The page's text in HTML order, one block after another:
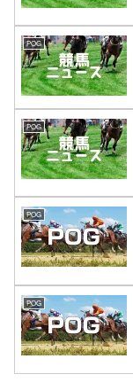
POG
POG
POG
POG